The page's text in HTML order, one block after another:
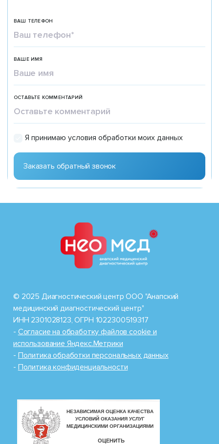
ВАШ ТЕЛЕФОН
ВАШЕ ИМЯ
ОСТАВЬТЕ КОММЕНТАРИЙ
Я принимаю условия обработки моих данных
© 2025 Диагностический центр ООО "Анапский
медицинский диагностический центр"
ИНН 2301028123, ОГРН 1022300519317
- Cогласие на обработку файлов cookie и
использование Яндекс.Метрики
- Политика обработки персональных данных
- Политика конфиденциальности